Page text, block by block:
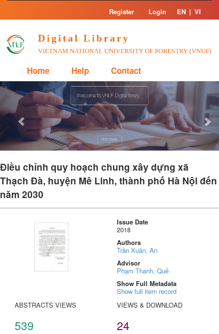
Skip
Register Login EN | VI
Home Help Contact
Previous
Điều chỉnh quy hoạch chung xây dựng xã
Thạch Đà, huyện Mê Linh, thành phố Hà Nội đến
năm 2030
Issue Date
2018
Authors
Trần Xuân, An
Advisor
Phạm Thanh, Quế
Show Full Metadata
Show full item record
ABSTRACTS VIEWS
539
VIEWS & DOWNLOAD
24